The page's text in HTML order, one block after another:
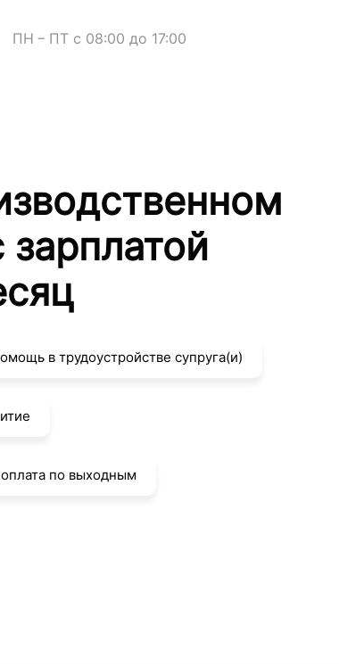
ПН − ПТ с 08:00 до 17:00
в трудоустройстве супруга(и)
по выходным